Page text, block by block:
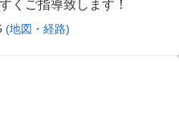
くご指導致します！
(地図・経路)